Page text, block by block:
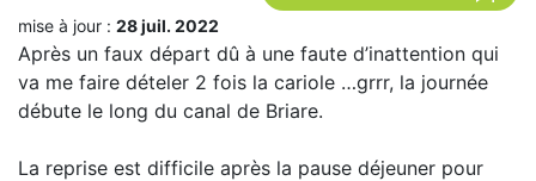
mise à jour : 28 juil. 2022
Après un faux départ dû à une faute d’inattention qui
va me faire dételer 2 fois la cariole …grrr, la journée
débute le long du canal de Briare.
La reprise est difficile après la pause déjeuner pour